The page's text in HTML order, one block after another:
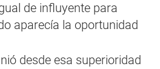
de influyente para
aparecía la oportunidad
desde esa superioridad